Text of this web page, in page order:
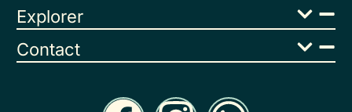
Explorer
Contact